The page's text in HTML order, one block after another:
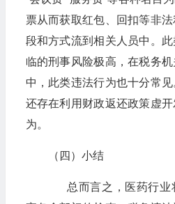
票从而获取红包、回扣等非
段和方式流到相关人员中。
临的刑事风险极高，在税务
中，此类违法行为也十分常
还存在利用财政返还政策虚
为。
（四）小结
总而言之，医药行业